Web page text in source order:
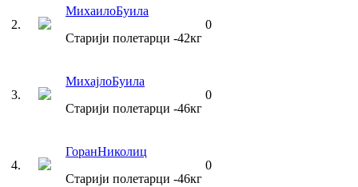
2.
МихаилоБуила
Старији полетарци -42кг
0
3.
МихајлоБуила
Старији полетарци -46кг
0
4.
ГоранНиколиц
Старији полетарци -46кг
0